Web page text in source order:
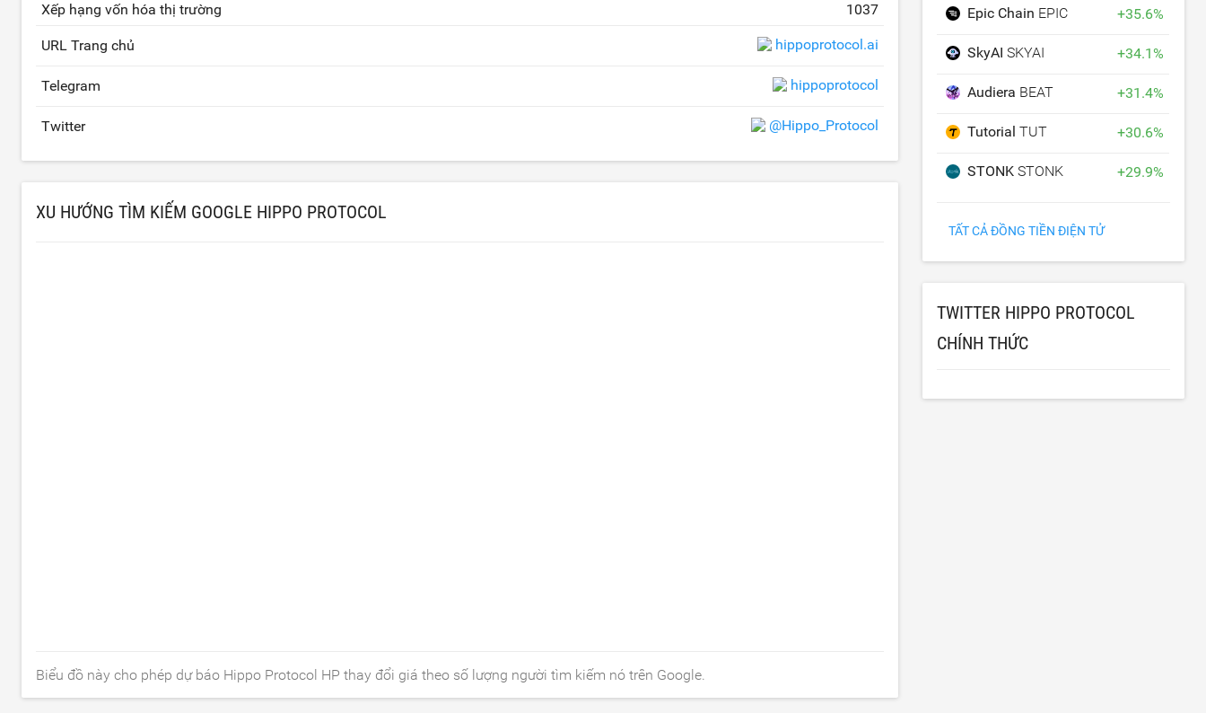
Xếp hạng vốn hóa thị trường 1037
URL Trang chủ hippoprotocol.ai
Telegram hippoprotocol
Twitter @Hippo_Protocol
XU HƯỚNG TÌM KIẾM GOOGLE HIPPO PROTOCOL
Biểu đồ này cho phép dự báo Hippo Protocol HP thay đổi giá theo số lượng người tìm kiếm nó trên Google.
Epic Chain EPIC +35.6%
SkyAISKYAI +34.1%
Audiera BEAT +31.4%
TutorialTUT +30.6%
STONKSTONK +29.9%
TẤT CẢ ĐỒNG TIỀN ĐIỆN TỬ
TWITTER HIPPO PROTOCOL
CHÍNH THỨC